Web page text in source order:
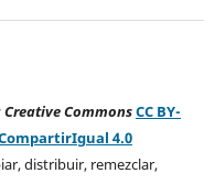
Creative CommonsCC BY-
4.0
distribuir, remezclar,